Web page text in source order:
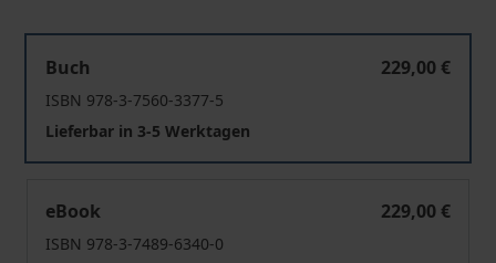
Buch
229,00 €
ISBN 978-3-7560-3377-5
Lieferbar in 3-5 Werktagen
eBook
229,00 €
ISBN 978-3-7489-6340-0